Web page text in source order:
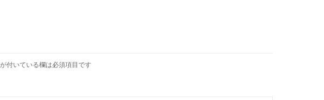
が付いている欄は必須項目です